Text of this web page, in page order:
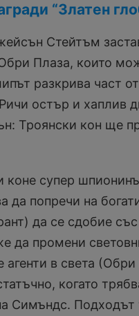
“Златен
Стейтъм
Плаза, които
разкрива част от
остър и хаплив
Троянски кон ще
коне супер
попречи на
да се сдобие със
да промени
в света (Обри
когато
Симъндс. Подходът